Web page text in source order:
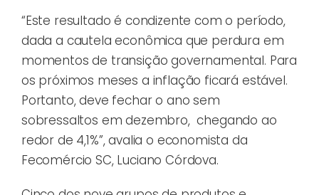
“Este resultado é condizente com o período,
dada a cautela econômica que perdura em
momentos de transição governamental. Para
os próximos meses a inflação ficará estável.
Portanto, deve fechar o ano sem
sobressaltos em dezembro, chegando ao
redor de 4,1%”, avalia o economista da
Fecomércio SC, Luciano Córdova.